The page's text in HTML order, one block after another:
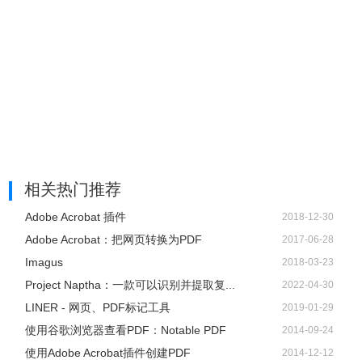
2、点击顶部工具栏【主页】里的【快速OCR】功能；
相关热门推荐
Adobe Acrobat 插件 2018-12-30
Adobe Acrobat：把网页转换为PDF 2017-06-28
Imagus 2018-03-23
Project Naptha：一款可以识别并提取复... 2022-04-30
LINER - 网页、PDF标记工具 2019-01-29
使用谷歌浏览器查看PDF：Notable PDF 2014-09-24
使用Adobe Acrobat插件创建PDF 2014-12-12